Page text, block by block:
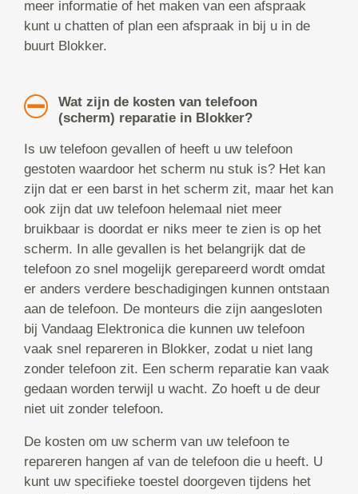
meer informatie of het maken van een afspraak
kunt u chatten of plan een afspraak in bij u in de
buurt Blokker.
Wat zijn de kosten van telefoon
(scherm) reparatie in Blokker?
Is uw telefoon gevallen of heeft u uw telefoon
gestoten waardoor het scherm nu stuk is? Het kan
zijn dat er een barst in het scherm zit, maar het kan
ook zijn dat uw telefoon helemaal niet meer
bruikbaar is doordat er niks meer te zien is op het
scherm. In alle gevallen is het belangrijk dat de
telefoon zo snel mogelijk gerepareerd wordt omdat
er anders verdere beschadigingen kunnen ontstaan
aan de telefoon. De monteurs die zijn aangesloten
bij Vandaag Elektronica die kunnen uw telefoon
vaak snel repareren in Blokker, zodat u niet lang
zonder telefoon zit. Een scherm reparatie kan vaak
gedaan worden terwijl u wacht. Zo hoeft u de deur
niet uit zonder telefoon.
De kosten om uw scherm van uw telefoon te
repareren hangen af van de telefoon die u heeft. U
kunt uw specifieke toestel doorgeven tijdens het